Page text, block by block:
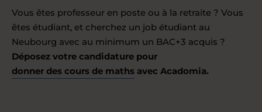
Vous êtes professeur en poste ou à la retraite ? Vous
êtes étudiant, et cherchez un job étudiant au
Neubourg avec au minimum un BAC+3 acquis ?
Déposez votre candidature pour
donner des cours de maths avec Acadomia.